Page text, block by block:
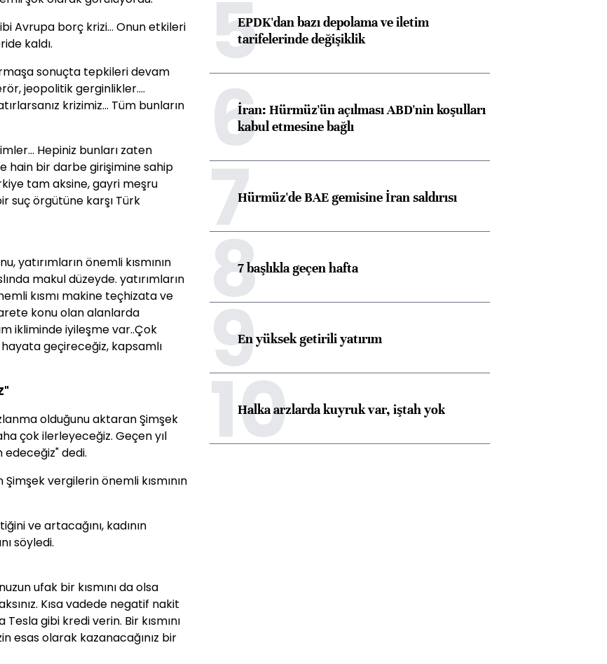
Avrupa borç krizi... Onun etkileri
kaldı.
sonuçta tepkileri devam
jeopolitik gerginlikler....
krizimiz... Tüm bunların
Hepiniz bunları zaten
hain bir darbe girişimine sahip
tam aksine, gayri meşru
suç örgütüne karşı Türk
yatırımların önemli kısmının
makul düzeyde. yatırımların
kısmı makine teçhizata ve
konu olan alanlarda
ikliminde iyileşme var..Çok
geçireceğiz, kapsamlı
olduğunu aktaran Şimşek
çok ilerleyeceğiz. Geçen yıl
dedi.
vergilerin önemli kısmının
ve artacağını, kadının
söyledi.
ufak bir kısmını da olsa
Kısa vadede negatif nakit
gibi kredi verin. Bir kısmını
esas olarak kazanacağınız bir
5EPDK'dan bazı depolama ve iletim
tarifelerinde değişiklik
6İran: Hürmüz'ün açılması ABD'nin koşulları
kabul etmesine bağlı
7Hürmüz'de BAE gemisine İran saldırısı
87 başlıkla geçen hafta
9En yüksek getirili yatırım
10
Halka arzlarda kuyruk var, iştah yok